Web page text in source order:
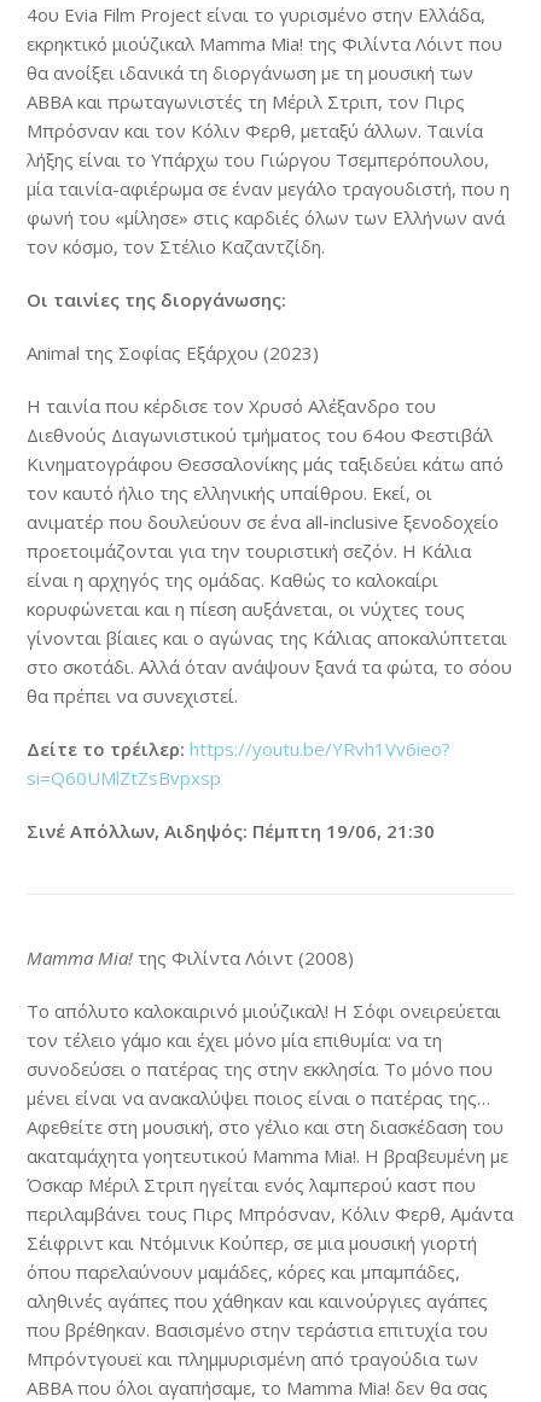
4ου Evia Film Project είναι το γυρισμένο στην Ελλάδα,
εκρηκτικό μιούζικαλ Mamma Mia! της Φιλίντα Λόιντ που
θα ανοίξει ιδανικά τη διοργάνωση με τη μουσική των
ABBA και πρωταγωνιστές τη Μέριλ Στριπ, τον Πιρς
Μπρόσναν και τον Κόλιν Φερθ, μεταξύ άλλων. Ταινία
λήξης είναι το Υπάρχω του Γιώργου Τσεμπερόπουλου,
μία ταινία-αφιέρωμα σε έναν μεγάλο τραγουδιστή, που η
φωνή του «μίλησε» στις καρδιές όλων των Ελλήνων ανά
τον κόσμο, τον Στέλιο Καζαντζίδη.
Οι ταινίες της διοργάνωσης:
Animal της Σοφίας Εξάρχου (2023)
Η ταινία που κέρδισε τον Χρυσό Αλέξανδρο του
Διεθνούς Διαγωνιστικού τμήματος του 64ου Φεστιβάλ
Κινηματογράφου Θεσσαλονίκης μάς ταξιδεύει κάτω από
τον καυτό ήλιο της ελληνικής υπαίθρου. Εκεί, οι
ανιματέρ που δουλεύουν σε ένα all-inclusive ξενοδοχείο
προετοιμάζονται για την τουριστική σεζόν. Η Κάλια
είναι η αρχηγός της ομάδας. Καθώς το καλοκαίρι
κορυφώνεται και η πίεση αυξάνεται, οι νύχτες τους
γίνονται βίαιες και ο αγώνας της Κάλιας αποκαλύπτεται
στο σκοτάδι. Αλλά όταν ανάψουν ξανά τα φώτα, το σόου
θα πρέπει να συνεχιστεί.
Δείτε το τρέιλερ:https://youtu.be/YRvh1Vv6ieo?
si=Q60UMlZtZsBvpxsp
Σινέ Απόλλων, Αιδηψός: Πέμπτη 19/06, 21:30
Mamma Mia! της Φιλίντα Λόιντ (2008)
Το απόλυτο καλοκαιρινό μιούζικαλ! Η Σόφι ονειρεύεται
τον τέλειο γάμο και έχει μόνο μία επιθυμία: να τη
συνοδεύσει ο πατέρας της στην εκκλησία. Το μόνο που
μένει είναι να ανακαλύψει ποιος είναι ο πατέρας της…
Αφεθείτε στη μουσική, στο γέλιο και στη διασκέδαση του
ακαταμάχητα γοητευτικού Mamma Mia!. H βραβευμένη με
Όσκαρ Μέριλ Στριπ ηγείται ενός λαμπερού καστ που
περιλαμβάνει τους Πιρς Μπρόσναν, Κόλιν Φερθ, Αμάντα
Σέιφριντ και Ντόμινικ Κούπερ, σε μια μουσική γιορτή
όπου παρελαύνουν μαμάδες, κόρες και μπαμπάδες,
αληθινές αγάπες που χάθηκαν και καινούργιες αγάπες
που βρέθηκαν. Βασισμένο στην τεράστια επιτυχία του
Μπρόντγουεϊ και πλημμυρισμένη από τραγούδια των
ABBA που όλοι αγαπήσαμε, το Mamma Mia! δεν θα σας